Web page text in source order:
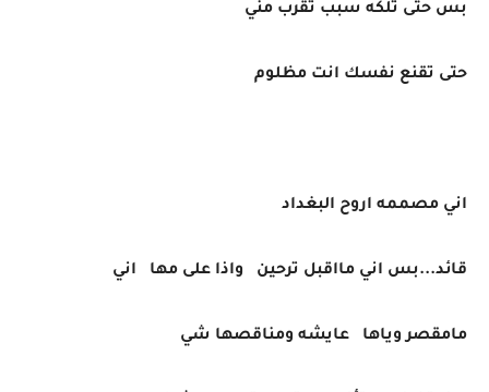
بس حتى تلكه سبب تقرب مني
حتى تقنع نفسك انت مظلوم
اني مصممه اروح البغداد
قائد...بس اني مااقبل ترحين واذا على مها اني
مامقصر وياها عايشه ومناقصها شي